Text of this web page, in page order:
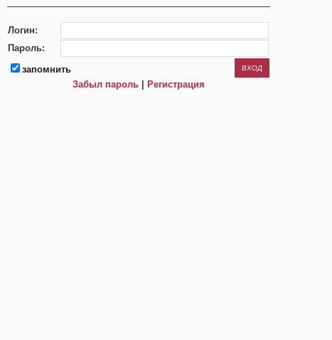
Логин:
Пароль:
запомнить
Забыл пароль
Регистрация